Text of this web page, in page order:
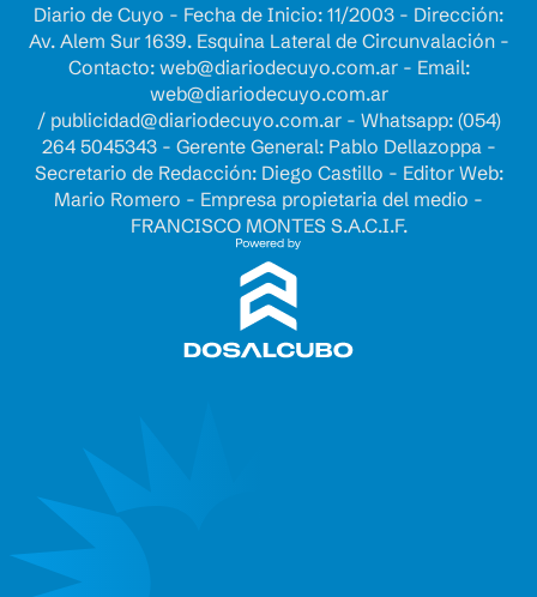
Diario de Cuyo - Fecha de Inicio: 11/2003 - Dirección:
Av. Alem Sur 1639. Esquina Lateral de Circunvalación -
Contacto: web@diariodecuyo.com.ar- Email:
web@diariodecuyo.com.ar
/ publicidad@diariodecuyo.com.ar- Whatsapp: (054)
264 5045343 - Gerente General: Pablo Dellazoppa -
Secretario de Redacción: Diego Castillo - Editor Web:
Mario Romero - Empresa propietaria del medio -
FRANCISCO MONTES S.A.C.I.F.